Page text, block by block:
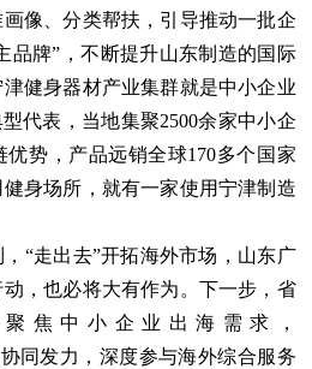
像、分类帮扶，引导推动一批企
品牌”，不断提升山东制造的国际
健身器材产业集群就是中小企业
代表，当地集聚2500余家中小企
势，产品远销全球170多个国家
身场所，就有一家使用宁津制造
走出去”开拓海外市场，山东广
，也必将大有作为。下一步，省
焦中小企业出海需求，
协同发力，深度参与海外综合服务